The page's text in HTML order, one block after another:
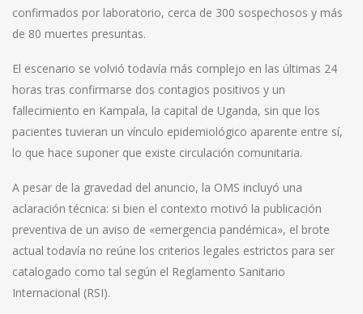
confirmados por laboratorio, cerca de 300 sospechosos y más
de 80 muertes presuntas.
El escenario se volvió todavía más complejo en las últimas 24
horas tras confirmarse dos contagios positivos y un
fallecimiento en Kampala, la capital de Uganda, sin que los
pacientes tuvieran un vínculo epidemiológico aparente entre sí,
lo que hace suponer que existe circulación comunitaria.
A pesar de la gravedad del anuncio, la OMS incluyó una
aclaración técnica: si bien el contexto motivó la publicación
preventiva de un aviso de «emergencia pandémica», el brote
actual todavía no reúne los criterios legales estrictos para ser
catalogado como tal según el Reglamento Sanitario
Internacional (RSI).